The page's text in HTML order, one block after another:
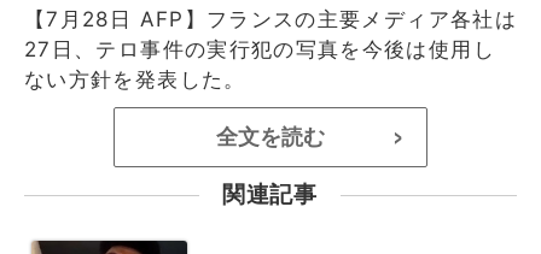
【7月28日 AFP】フランスの主要メディア各社は
27日、テロ事件の実行犯の写真を今後は使用し
ない方針を発表した。
全文を読む >
関連記事